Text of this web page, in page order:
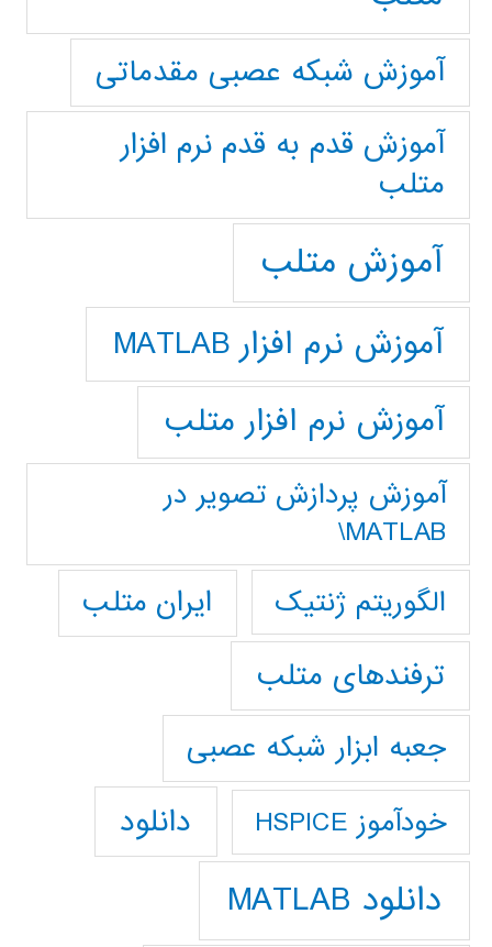
آموزش شبکه عصبی مقدماتی
آموزش قدم به قدم نرم افزار
متلب
آموزش متلب
آموزش نرم افزار MATLAB
آموزش نرم افزار متلب
آموزش پردازش تصوير در
MATLAB\
الگوریتم ژنتیک
ایران متلب
ترفندهای متلب
جعبه ابزار شبکه عصبی
خودآموز HSPICE دانلود
دانلود MATLAB